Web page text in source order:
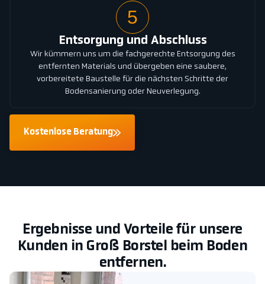
5
Entsorgung und Abschluss
Wir kümmern uns um die fachgerechte Entsorgung des
entfernten Materials und übergeben eine saubere,
vorbereitete Baustelle für die nächsten Schritte der
Bodensanierung oder Neuverlegung.
Kostenlose Beratung
Ergebnisse und Vorteile für unsere
Kunden in Groß Borstel beim Boden
entfernen.